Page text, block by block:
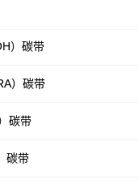
）碳带
）碳带
碳带
碳带